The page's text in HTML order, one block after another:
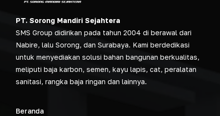
PT. Sorong Mandiri Sejahtera
SMS Group didirikan pada tahun 2004 di berawal dari
Nabire, lalu Sorong, dan Surabaya. Kami berdedikasi
untuk menyediakan solusi bahan bangunan berkualitas,
meliputi baja karbon, semen, kayu lapis, cat, peralatan
sanitasi, rangka baja ringan dan lainnya.
Beranda